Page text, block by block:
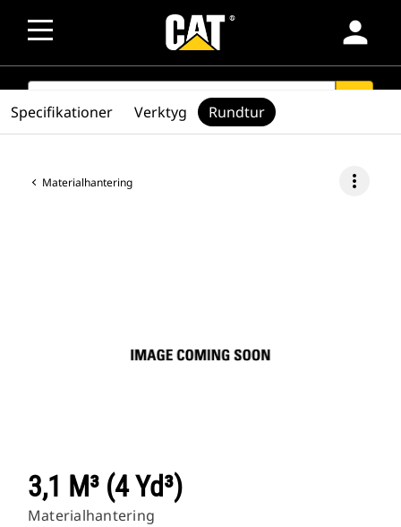
person
SEARCH
Materialhantering more_vert
3,1 M³ (4 Yd³)
Materialhantering
Specifikationer Verktyg Rundtur